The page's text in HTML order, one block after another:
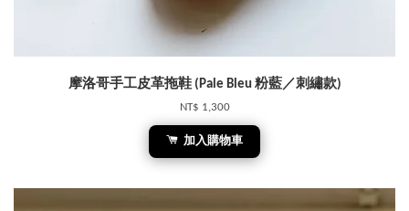
摩洛哥手工皮革拖鞋 (Pale Bleu 粉藍／刺繡款)
NT$ 1,300
加入購物車